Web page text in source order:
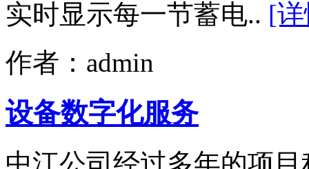
实时显示每一节蓄电.. [
作者：admin
设备数字化服务